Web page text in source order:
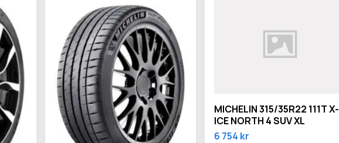
MICHELIN 315/35R22 111T X-
ICE NORTH 4 SUV XL
6 754 kr